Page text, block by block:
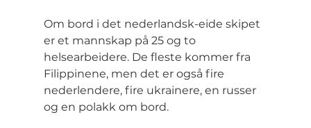
Om bord i det nederlandsk-eide skipet
er et mannskap på 25 og to
helsearbeidere. De fleste kommer fra
Filippinene, men det er også fire
nederlendere, fire ukrainere, en russer
og en polakk om bord.